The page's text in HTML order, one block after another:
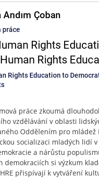
Çoban
práce
Rights
Rights
Rights Education to
práce zkoumá
vzdělávání v oblasti
Oddělením pro mládež
socializaci mladých lidí v
a nárůstu
demokraciích si výzkum
přispívají k vytváření